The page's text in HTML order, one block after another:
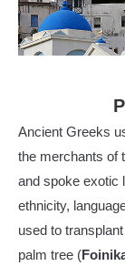
Ancient Greeks
the merchants of
and spoke exotic
ethnicity,
used to
palm tree (